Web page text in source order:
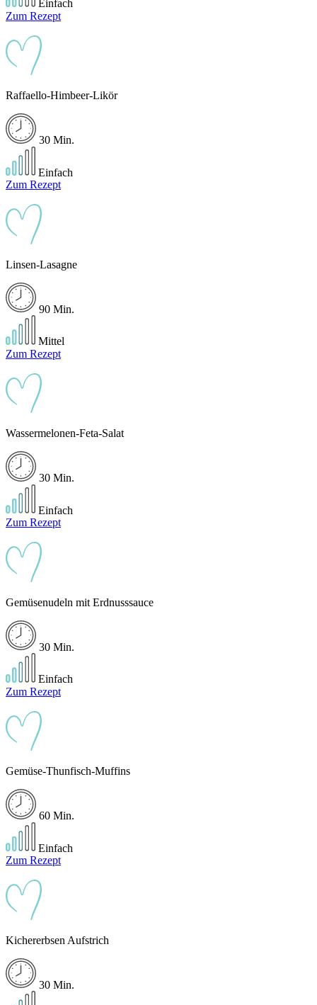
Einfach
Zum Rezept
Raffaello-Himbeer-Likör
30 Min.
Einfach
Zum Rezept
Linsen-Lasagne
90 Min.
Mittel
Zum Rezept
Wassermelonen-Feta-Salat
30 Min.
Einfach
Zum Rezept
Gemüsenudeln mit Erdnusssauce
30 Min.
Einfach
Zum Rezept
Gemüse-Thunfisch-Muffins
60 Min.
Einfach
Zum Rezept
Kichererbsen Aufstrich
30 Min.